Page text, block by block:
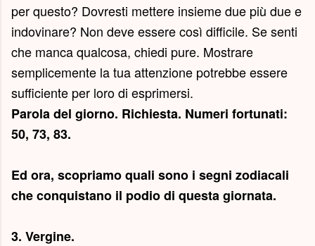
per questo? Dovresti mettere insieme due più due e
indovinare? Non deve essere così difficile. Se senti
che manca qualcosa, chiedi pure. Mostrare
semplicemente la tua attenzione potrebbe essere
sufficiente per loro di esprimersi.
Parola del giorno. Richiesta. Numeri fortunati:
50, 73, 83.
Ed ora, scopriamo quali sono i segni zodiacali
che conquistano il podio di questa giornata.
3. Vergine.